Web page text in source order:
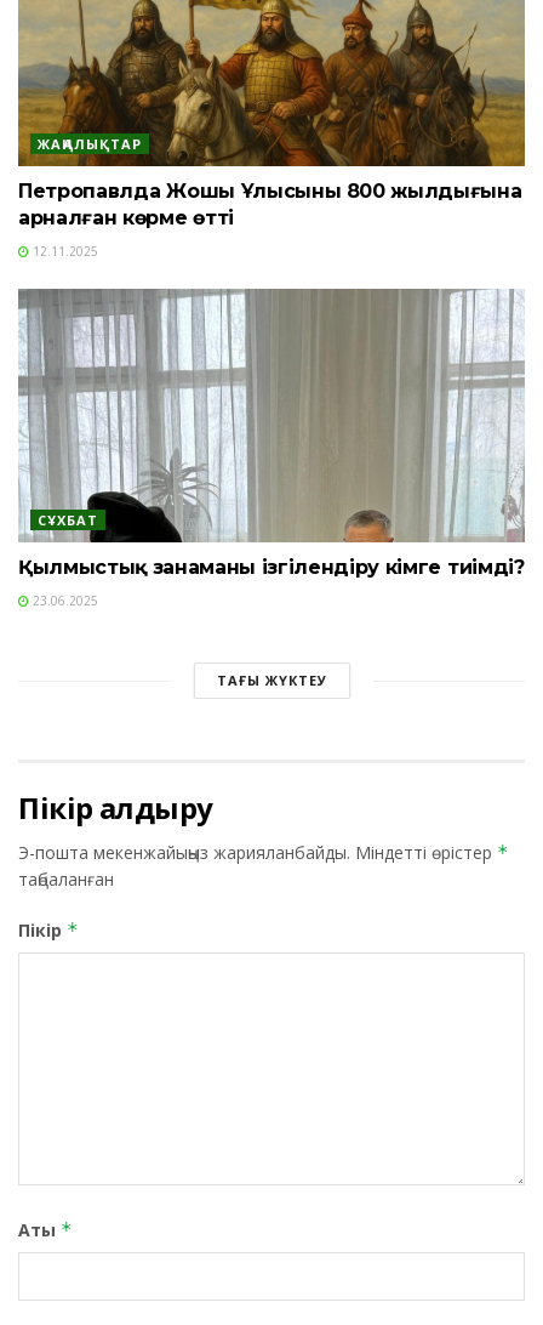
ЖАҢАЛЫҚТАР
Петропавлда Жошы Ұлысының 800 жылдығына
арналған көрме өтті
12.11.2025
СҰХБАТ
Қылмыстық заңнаманы ізгілендіру кімге тиімді?
23.06.2025
ТАҒЫ ЖҮКТЕУ
Пікір қалдыру
Э-пошта мекенжайыңыз жарияланбайды. Міндетті өрістер *
таңбаланған
Пікір *
Аты *